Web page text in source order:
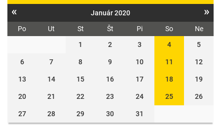
« Január 2020 »
Po Ut St Št Pi So
Ne
1
2 3 4 5
6 7 8 9 10 11 12
13 14 15 16 17 18 19
20 21 22 23 24 25 26
27 28 29 30 31